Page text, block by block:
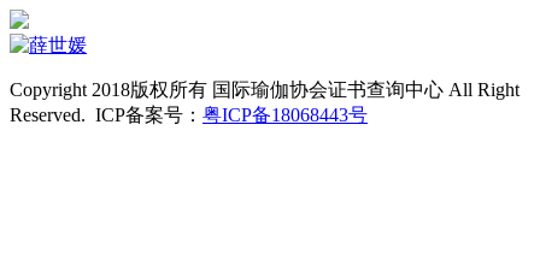
Copyright 2018版权所有 国际瑜伽协会证书查询中心 All Right
Reserved. ICP备案号： 粤ICP备18068443号